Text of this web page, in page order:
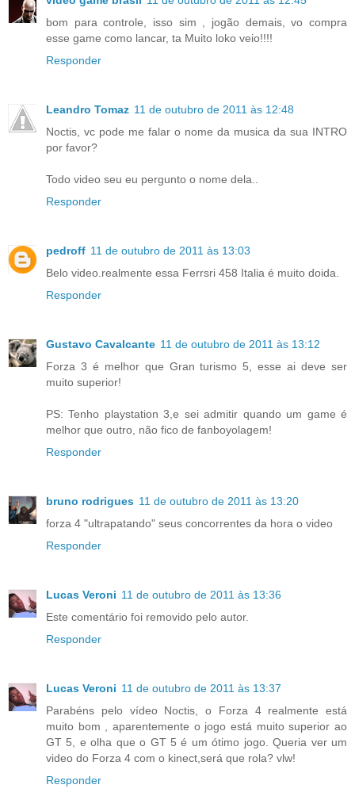
bom para controle, isso sim , jogão demais, vo compra
esse game como lancar, ta Muito loko veio!!!!
Responder
Leandro Tomaz 11 de outubro de 2011 às 12:48
Noctis, vc pode me falar o nome da musica da sua INTRO
por favor?
Todo video seu eu pergunto o nome dela..
Responder
pedroff 11 de outubro de 2011 às 13:03
Belo video.realmente essa Ferrsri 458 Italia é muito doida.
Responder
Gustavo Cavalcante 11 de outubro de 2011 às 13:12
Forza 3 é melhor que Gran turismo 5, esse ai deve ser
muito superior!
PS: Tenho playstation 3,e sei admitir quando um game é
melhor que outro, não fico de fanboyolagem!
Responder
bruno rodrigues 11 de outubro de 2011 às 13:20
forza 4 "ultrapatando" seus concorrentes da hora o video
Responder
Lucas Veroni 11 de outubro de 2011 às 13:36
Este comentário foi removido pelo autor.
Responder
Lucas Veroni 11 de outubro de 2011 às 13:37
Parabéns pelo vídeo Noctis, o Forza 4 realmente está
muito bom , aparentemente o jogo está muito superior ao
GT 5, e olha que o GT 5 é um ótimo jogo. Queria ver um
video do Forza 4 com o kinect,será que rola? vlw!
Responder